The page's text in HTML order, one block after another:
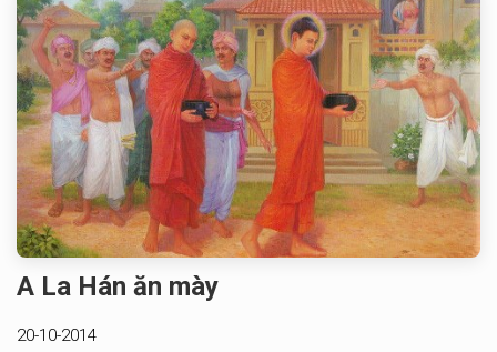
A La Hán ăn mày
20-10-2014